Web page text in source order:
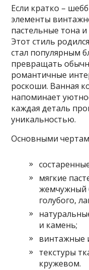
Если кратко –
элементы
пастельные тона
Этот стиль
стал популярным
превращать
романтичные
роскоши. Ванная
напоминает
каждая деталь
уникальностью.
Основными
мягкие
жемчужный
голубого,
и камень;
винтажные
текстуры
кружевом.